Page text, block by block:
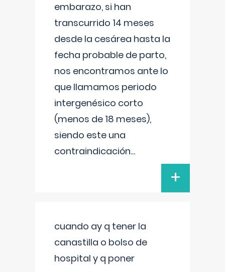
embarazo, si han
transcurrido 14 meses
desde la cesárea hasta la
fecha probable de parto,
nos encontramos ante lo
que llamamos periodo
intergenésico corto
(menos de 18 meses),
siendo este una
contraindicación...
+
cuando ay q tener la
canastilla o bolso de
hospital y q poner